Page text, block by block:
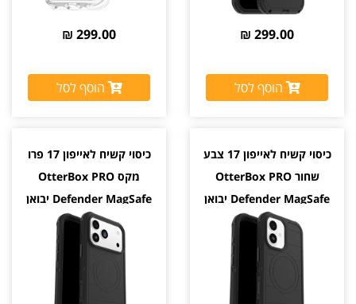
299.00 ₪
הוסף לסל
299.00 ₪
הוסף לסל
כיסוי קשיח לאייפון 17 צבע
שחור OtterBox PRO
Defender MagSafe יבואן
רשמי
כיסוי קשיח לאייפון 17 פרו
מקס OtterBox PRO
Defender MagSafe יבואן
רשמי צבע שחור